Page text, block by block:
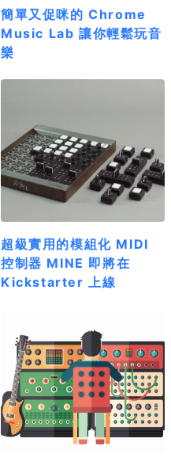
簡單又促咪的 Chrome
Music Lab 讓你輕鬆玩音
樂
超級實用的模組化 MIDI
控制器 MINE 即將在
Kickstarter 上線